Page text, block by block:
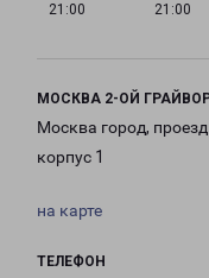
21:00
21:00
МОСКВА 2-ОЙ
Москва город,
корпус 1
на карте
ТЕЛЕФОН